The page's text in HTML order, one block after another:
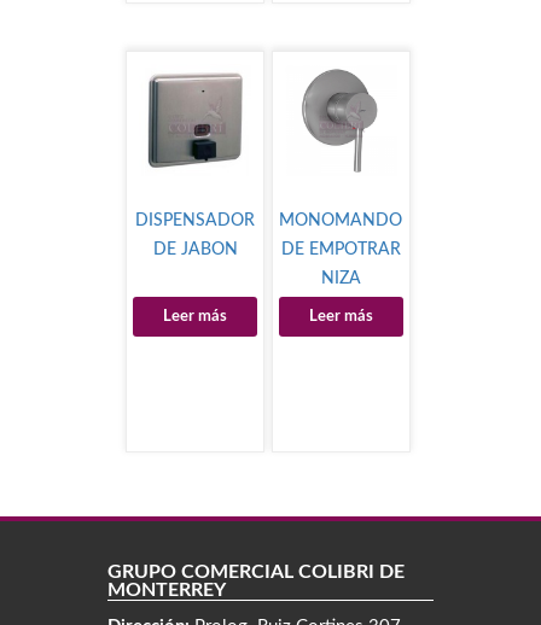
DISPENSADOR
DE JABON
Leer más
MONOMANDO
DE EMPOTRAR
NIZA
Leer más
GRUPO COMERCIAL COLIBRÍ DE
MONTERREY